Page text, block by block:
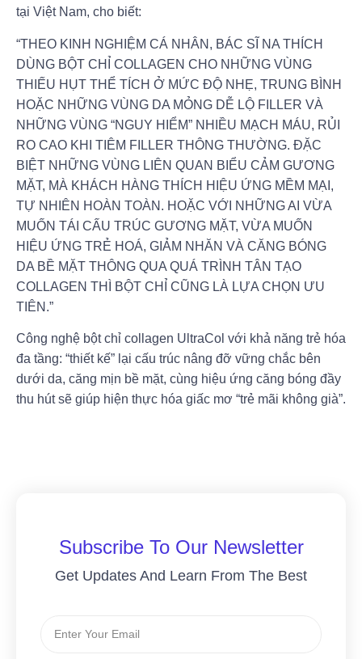
tại Việt Nam, cho biết:
“THEO KINH NGHIỆM CÁ NHÂN, BÁC SĨ NA THÍCH
DÙNG BỘT CHỈ COLLAGEN CHO NHỮNG VÙNG
THIẾU HỤT THỂ TÍCH Ở MỨC ĐỘ NHẸ, TRUNG BÌNH
HOẶC NHỮNG VÙNG DA MỎNG DỄ LỘ FILLER VÀ
NHỮNG VÙNG “NGUY HIỂM” NHIỀU MẠCH MÁU, RỦI
RO CAO KHI TIÊM FILLER THÔNG THƯỜNG. ĐẶC
BIỆT NHỮNG VÙNG LIÊN QUAN BIỂU CẢM GƯƠNG
MẶT, MÀ KHÁCH HÀNG THÍCH HIỆU ỨNG MỀM MẠI,
TỰ NHIÊN HOÀN TOÀN. HOẶC VỚI NHỮNG AI VỪA
MUỐN TÁI CẤU TRÚC GƯƠNG MẶT, VỪA MUỐN
HIỆU ỨNG TRẺ HOÁ, GIẢM NHĂN VÀ CĂNG BÓNG
DA BỀ MẶT THÔNG QUA QUÁ TRÌNH TÂN TẠO
COLLAGEN THÌ BỘT CHỈ CŨNG LÀ LỰA CHỌN ƯU
TIÊN.”
Công nghệ bột chỉ collagen UltraCol với khả năng trẻ hóa
đa tầng: “thiết kế” lại cấu trúc nâng đỡ vững chắc bên
dưới da, căng mịn bề mặt, cùng hiệu ứng căng bóng đầy
thu hút sẽ giúp hiện thực hóa giấc mơ “trẻ mãi không già”.
Subscribe To Our Newsletter
Get Updates And Learn From The Best